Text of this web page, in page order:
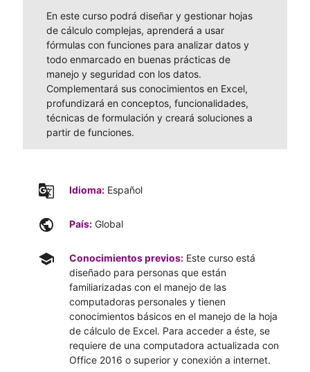
En este curso podrá diseñar y gestionar hojas
de cálculo complejas, aprenderá a usar
fórmulas con funciones para analizar datos y
todo enmarcado en buenas prácticas de
manejo y seguridad con los datos.
Complementará sus conocimientos en Excel,
profundizará en conceptos, funcionalidades,
técnicas de formulación y creará soluciones a
partir de funciones.
g_translate Idioma: Español
public País: Global
school Conocimientos previos: Este curso está
diseñado para personas que están
familiarizadas con el manejo de las
computadoras personales y tienen
conocimientos básicos en el manejo de la hoja
de cálculo de Excel. Para acceder a éste, se
requiere de una computadora actualizada con
Office 2016 o superior y conexión a internet.